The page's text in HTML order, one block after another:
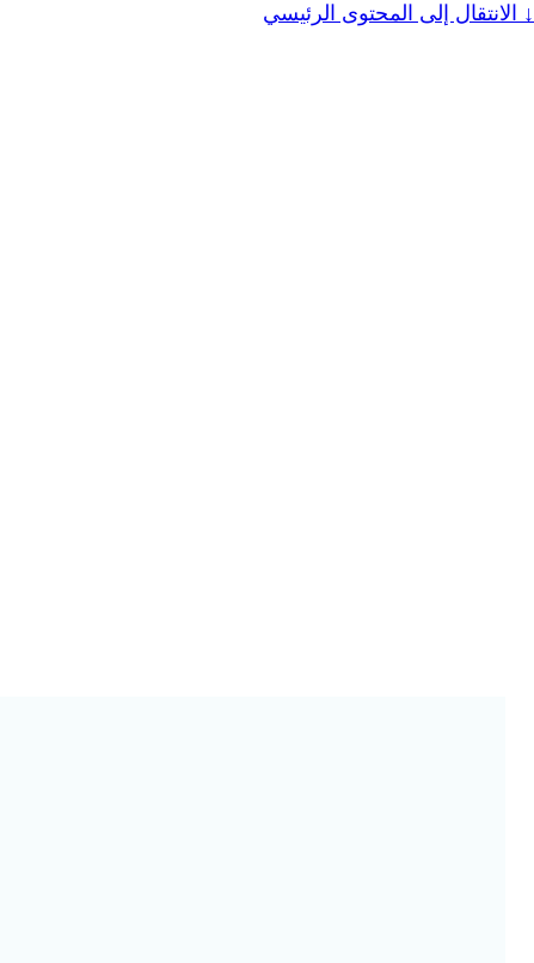
↓ الانتقال إلى المحتوى الرئيسي